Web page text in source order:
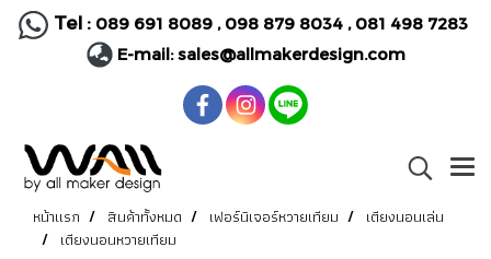
Tel : 089 691 8089, 098 879 8034 , 081 498 7283
E-mail:sales@allmakerdesign.com
หน้าแรก สินค้าทั้งหมด เฟอร์นิเจอร์หวายเทียม
เตียงนอนเล่น
เตียงนอนหวายเทียม